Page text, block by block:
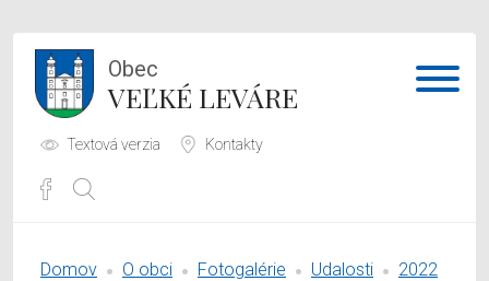
Obec
VEĽKÉ LEVÁRE
Textová verzia Kontakty
Domov O obci Fotogalérie Udalosti
2022